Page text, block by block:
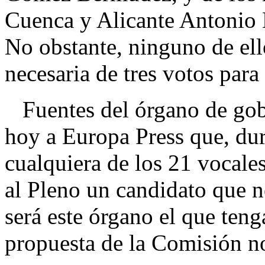
Cuenca y Alicante
No obstante, ninguno de
necesaria de tres votos
Fuentes del órgano de
hoy a Europa Press que,
cualquiera de los 21
al Pleno un candidato que
será este órgano el que
propuesta de la Comisión